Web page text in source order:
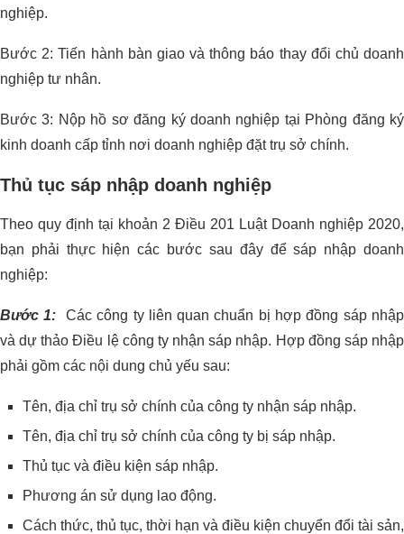
nghiệp.
Bước 2: Tiến hành bàn giao và thông báo thay đổi chủ doanh
nghiệp tư nhân.
Bước 3: Nộp hồ sơ đăng ký doanh nghiệp tại Phòng đăng ký
kinh doanh cấp tỉnh nơi doanh nghiệp đặt trụ sở chính.
Thủ tục sáp nhập doanh nghiệp
Theo quy định tại khoản 2 Điều 201 Luật Doanh nghiệp 2020,
bạn phải thực hiện các bước sau đây để sáp nhập doanh
nghiệp:
Bước 1:
Các công ty liên quan chuẩn bị hợp đồng sáp nhập
và dự thảo Điều lệ công ty nhận sáp nhập. Hợp đồng sáp nhập
phải gồm các nội dung chủ yếu sau:
Tên, địa chỉ trụ sở chính của công ty nhận sáp nhập.
Tên, địa chỉ trụ sở chính của công ty bị sáp nhập.
Thủ tục và điều kiện sáp nhập.
Phương án sử dụng lao động.
Cách thức, thủ tục, thời hạn và điều kiện chuyển đổi tài sản,